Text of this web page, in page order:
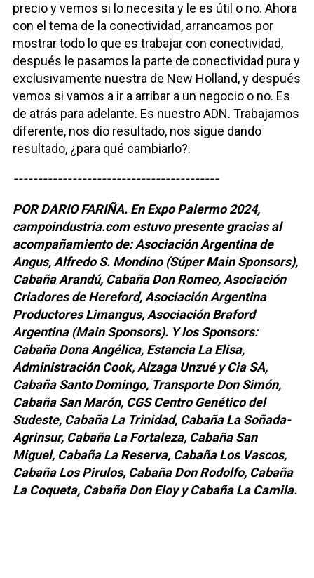
precio y vemos si lo necesita y le es útil o no. Ahora
con el tema de la conectividad, arrancamos por
mostrar todo lo que es trabajar con conectividad,
después le pasamos la parte de conectividad pura y
exclusivamente nuestra de New Holland, y después
vemos si vamos a ir a arribar a un negocio o no. Es
de atrás para adelante. Es nuestro ADN. Trabajamos
diferente, nos dio resultado, nos sigue dando
resultado, ¿para qué cambiarlo?.
------------------------------------------
POR DARIO FARIÑA. En Expo Palermo 2024,
campoindustria.com estuvo presente gracias al
acompañamiento de: Asociación Argentina de
Angus, Alfredo S. Mondino (Súper Main Sponsors),
Cabaña Arandú, Cabaña Don Romeo, Asociación
Criadores de Hereford, Asociación Argentina
Productores Limangus, Asociación Braford
Argentina (Main Sponsors). Y los Sponsors:
Cabaña Dona Angélica, Estancia La Elisa,
Administración Cook, Alzaga Unzué y Cia SA,
Cabaña Santo Domingo, Transporte Don Simón,
Cabaña San Marón, CGS Centro Genético del
Sudeste, Cabaña La Trinidad, Cabaña La Soñada-
Agrinsur, Cabaña La Fortaleza, Cabaña San
Miguel, Cabaña La Reserva, Cabaña Los Vascos,
Cabaña Los Pirulos, Cabaña Don Rodolfo, Cabaña
La Coqueta, Cabaña Don Eloy y Cabaña La Camila.